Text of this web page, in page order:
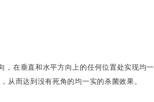
在垂直和水平方向上的任何位置处实现均
从而达到没有死角的均一实的杀菌效果。